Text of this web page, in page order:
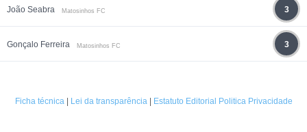
João Seabra Matosinhos FC 3
Gonçalo Ferreira Matosinhos FC 3
Ficha técnica| Lei da transparência| Estatuto Editorial Politica Privacidade